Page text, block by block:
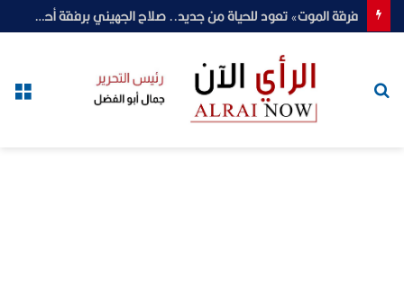
فرقة الموت» تعود للحياة من جديد.. صلاح الجهيني برفقة أحمد عز في لوكيشن التصوير استعدادًا لحسم مصير الفيلم